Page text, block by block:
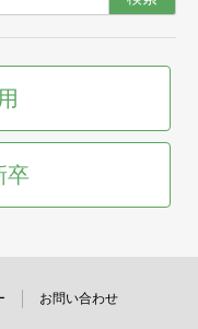
卒
お問い合わせ